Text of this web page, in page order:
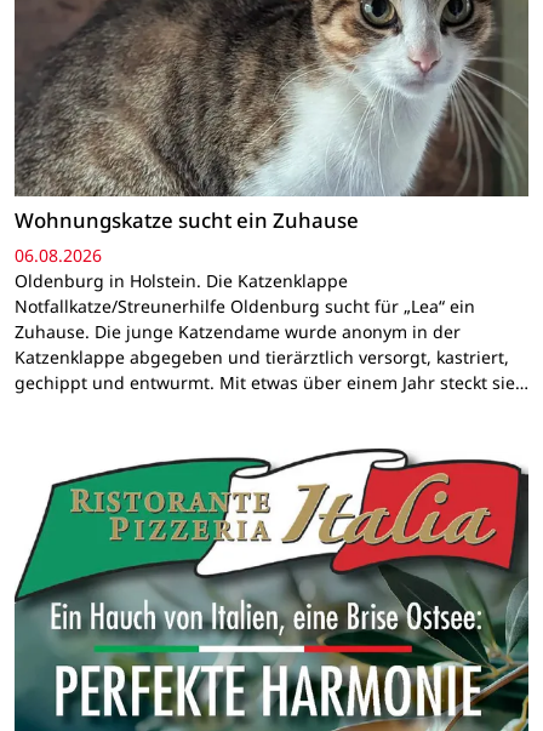
Wohnungskatze sucht ein Zuhause
06.08.2026
Oldenburg in Holstein. Die Katzenklappe
Notfallkatze/Streunerhilfe Oldenburg sucht für „Lea“ ein
Zuhause. Die junge Katzendame wurde anonym in der
Katzenklappe abgegeben und tierärztlich versorgt, kastriert,
gechippt und entwurmt. Mit etwas über einem Jahr steckt sie…